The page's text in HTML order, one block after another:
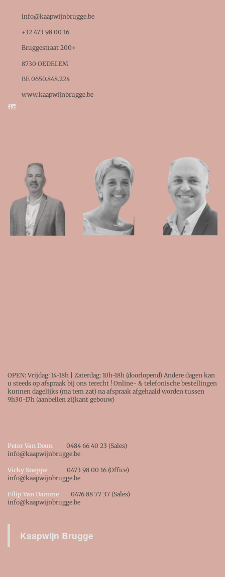
info@kaapwijnbrugge.be
+32 473 98 00 16
Bruggestraat 200+
8730 OEDELEM
BE 0650.848.224
www.kaapwijnbrugge.be
OPEN: Vrijdag: 14-18h | Zaterdag: 10h-18h (doorlopend) Andere dagen kan
u steeds op afspraak bij ons terecht ! Online- & telefonische bestellingen
kunnen dagelijks (ma tem zat) na afspraak afgehaald worden tussen
9h30-17h (aanbellen zijkant gebouw)
Peter Van Deun 0484 66 40 23 (Sales)
info@kaapwijnbrugge.be
Vicky Sneppe
0473 98 00 16 (Office)
info@kaapwijnbrugge.be
Filip Van Damme
0476 88 77 37 (Sales)
info@kaapwijnbrugge.be
Kaapwijn Brugge